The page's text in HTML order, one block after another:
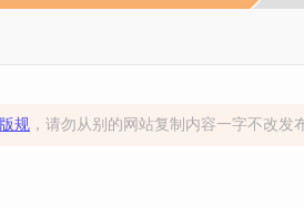
规 ，请勿从别的网站复制内容一字不改发